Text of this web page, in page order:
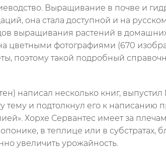
Выращивание в почве и
она стала доступной и на
выращивания растений в домашних
цветными фотографиями (670
поэтому такой подробный
написал несколько книг, выпустил
тему и подтолкнул его к написанию
Хорхе Сервантес имеет за
в теплице или в субстратах,
увеличить урожайность.